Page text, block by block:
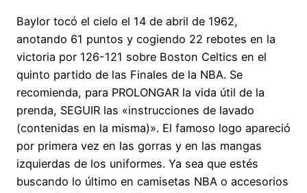
Baylor tocó el cielo el 14 de abril de 1962,
anotando 61 puntos y cogiendo 22 rebotes en la
victoria por 126-121 sobre Boston Celtics en el
quinto partido de las Finales de la NBA. Se
recomienda, para PROLONGAR la vida útil de la
prenda, SEGUIR las «instrucciones de lavado
(contenidas en la misma)». El famoso logo apareció
por primera vez en las gorras y en las mangas
izquierdas de los uniformes. Ya sea que estés
buscando lo último en camisetas NBA o accesorios